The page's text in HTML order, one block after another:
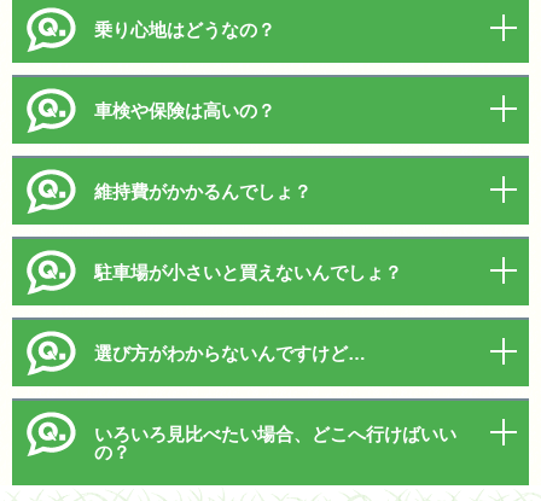
乗り心地はどうなの？
車検や保険は高いの？
維持費がかかるんでしょ？
駐車場が小さいと買えないんでしょ？
選び方がわからないんですけど…
いろいろ見比べたい場合、どこへ行けばいい
の？